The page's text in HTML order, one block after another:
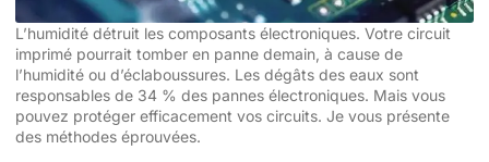
L’humidité détruit les composants électroniques. Votre circuit
imprimé pourrait tomber en panne demain, à cause de
l’humidité ou d’éclaboussures. Les dégâts des eaux sont
responsables de 34 % des pannes électroniques. Mais vous
pouvez protéger efficacement vos circuits. Je vous présente
des méthodes éprouvées.